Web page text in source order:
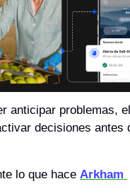
anticipar problemas,
decisiones antes
lo que hace Arkham